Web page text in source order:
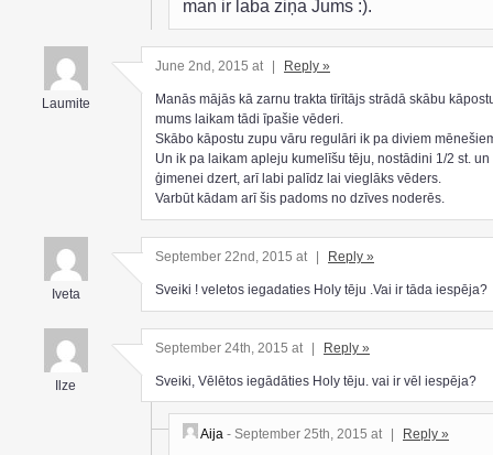
man ir laba ziņa Jums :).
Laumite
June 2nd, 2015 at Reply »
Manās mājās kā zarnu trakta tīrītājs strādā skābu
mums laikam tādi īpašie vēderi.
Skābo kāpostu zupu vāru regulāri ik pa diviem
Un ik pa laikam apleju kumelīšu tēju, nostādini 1/2 st.
ģimenei dzert, arī labi palīdz lai vieglāks vēders.
Varbūt kādam arī šis padoms no dzīves noderēs.
Iveta
September 22nd, 2015 at Reply »
Sveiki ! veletos iegadaties Holy tēju .Vai ir tāda iespēja?
Ilze
September 24th, 2015 at | Reply »
Sveiki, Vēlētos iegādāties Holy tēju. vai ir vēl iespēja?
Aija - September 25th, 2015 at Reply »